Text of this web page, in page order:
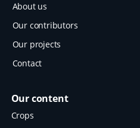
About us
Our contributors
Our projects
Contact
Our content
Crops